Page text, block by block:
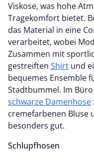
Viskose, was hohe
Tragekomfort bietet.
das Material in eine
verarbeitet, wobei
Zusammen mit
gestreiften Shirt
bequemes Ensemble
Stadtbummel. Im
schwarze Damenhose
cremefarbenen Bluse
besonders gut.
Schlupfhosen